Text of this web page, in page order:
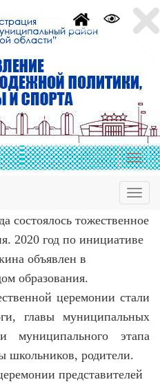
состоялось тожественное
2020 год по инициативе
объявлен в
образования.
церемонии стали
главы муниципальных
муниципального этапа
школьников, родители.
представителей